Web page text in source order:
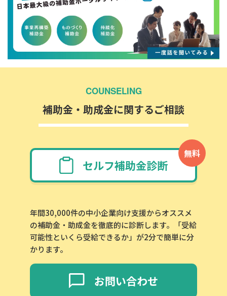
COUNSELING
補助金・助成金に関するご相談
無料
セルフ補助金診断
年間30,000件の中小企業向け支援からオススメ
の補助金・助成金を徹底的に診断します。「受給
可能性といくら受給できるか」が2分で簡単に分
かります。
お問い合わせ